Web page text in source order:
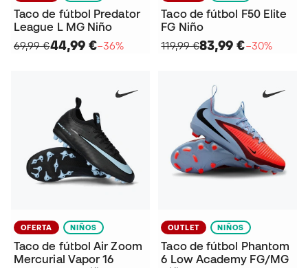
Taco de fútbol Predator
League L MG Niño
69,99 €44,99 €−36%
Taco de fútbol F50 Elite
FG Niño
119,99 €83,99 €−30%
OFERTA NIÑOS
Taco de fútbol Air Zoom
Mercurial Vapor 16
OUTLET NIÑOS
Taco de fútbol Phantom
6 Low Academy FG/MG